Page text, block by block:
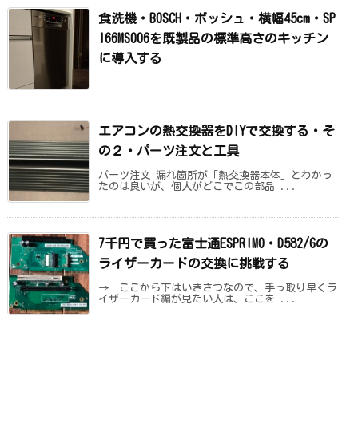
食洗機・BOSCH・ボッシュ・横幅45cm・SP
I66MS006を既製品の標準高さのキッチン
に導入する
エアコンの熱交換器をDIYで交換する・そ
の２・パーツ注文と工具
パーツ注文 漏れ箇所が「熱交換器本体」とわかっ
たのは良いが、個人がどこでこの部品 ...
7千円で買った富士通ESPRIMO・D582/Gの
ライザーカードの交換に挑戦する
→ ここから下はいきさつなので、手っ取り早くラ
イザーカード編が見たい人は、ここを ...